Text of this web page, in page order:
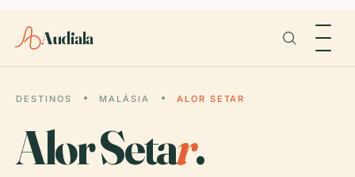
Audiala
DESTINOS MALÁSIA ALOR SETAR
Alor Setar.